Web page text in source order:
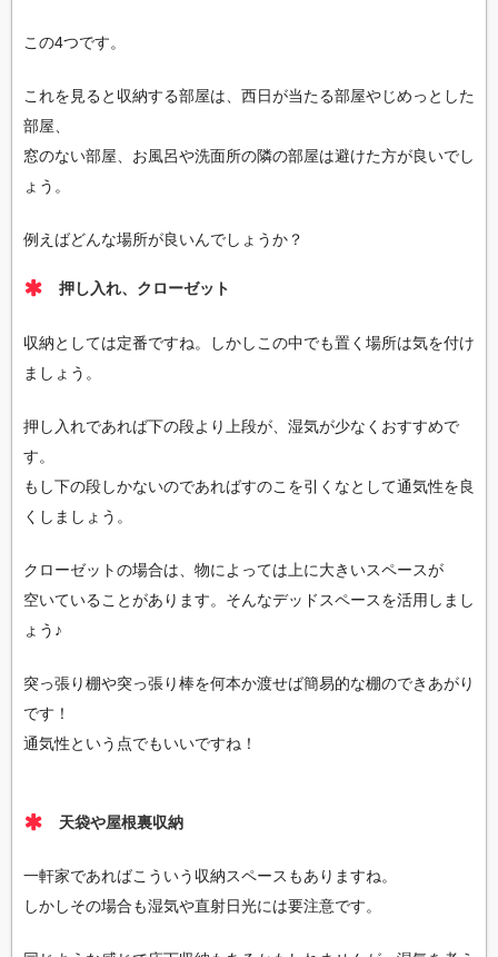
この4つです。
これを見ると収納する部屋は、西日が当たる部屋やじめっとした
部屋、
窓のない部屋、お風呂や洗面所の隣の部屋は避けた方が良いでし
ょう。
例えばどんな場所が良いんでしょうか？
押し入れ、クローゼット
収納としては定番ですね。しかしこの中でも置く場所は気を付け
ましょう。
押し入れであれば下の段より上段が、湿気が少なくおすすめで
す。
もし下の段しかないのであればすのこを引くなとして通気性を良
くしましょう。
クローゼットの場合は、物によっては上に大きいスペースが
空いていることがあります。そんなデッドスペースを活用しまし
ょう♪
突っ張り棚や突っ張り棒を何本か渡せば簡易的な棚のできあがり
です！
通気性という点でもいいですね！
天袋や屋根裏収納
一軒家であればこういう収納スペースもありますね。
しかしその場合も湿気や直射日光には要注意です。